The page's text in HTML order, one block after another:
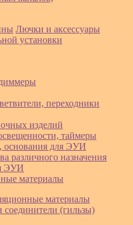
Лючки и аксессуары
установки
переходники
изделий
таймеры
основания для ЭУИ
различного назначения
ЭУИ
материалы
материалы
(гильзы)